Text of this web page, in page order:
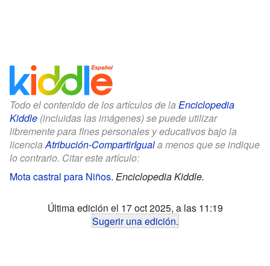
Todo el contenido de los artículos de la Enciclopedia
Kiddle (incluidas las imágenes) se puede utilizar
libremente para fines personales y educativos bajo la
licencia Atribución-CompartirIguala menos que se indique
lo contrario. Citar este artículo:
Mota castral para Niños. Enciclopedia Kiddle.
Última edición el 17 oct 2025, a las 11:19
Sugerir una edición.